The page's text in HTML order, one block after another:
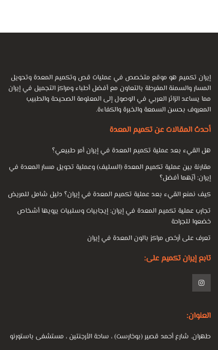
إيران تكميم هو موقع متخصص في عمليات قص وتكميم المعدة وتحويل
المسار والسمنة المفرطة بالتعاون مع أفضل أطباء ومراكز التجميل في إيران
مما يساعد الزائر العربي في الوصول إلى المعلومة الصحيحة والطبيب
المعروف بحسن السمعة والخبرة والكفاءة.
أحدث المقالات عن تكميم المعدة
هل القيء بعد عملية تكميم المعدة في إيران أمر طبيعي؟
مقارنة بين عملية تكميم المعدة (السليف) وعملية تحويل مسار المعدة في
إيران: أيّهما أفضل؟
كيف نمنع القيء بعد عملية تكميم المعدة في إيران؟ دليل شامل للمريض
تجارب عملية تكميم المعدة في إيران: إيجابيات وسلبيات يرويها أشخاص
خضعوا للجراحة
تعرف على أرخص مراكز بالون المعدة في إيران
تابع إيران تكميم على:
العنوان:
طهران. شارع أحمد قصير (بوخارست) ، ساحة الأرجنتين ، مستشفى باستورنو